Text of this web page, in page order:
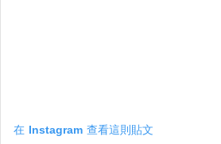
在 Instagram 查看這則貼文